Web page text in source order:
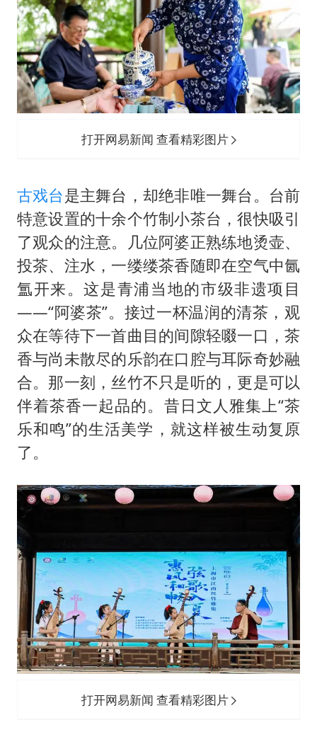
打开网易新闻 查看精彩图片
古戏台是主舞台，却绝非唯一舞台。台前
特意设置的十余个竹制小茶台，很快吸引
了观众的注意。几位阿婆正熟练地烫壶、
投茶、注水，一缕缕茶香随即在空气中氤
氲开来。这是青浦当地的市级非遗项目
——“阿婆茶”。接过一杯温润的清茶，观
众在等待下一首曲目的间隙轻啜一口，茶
香与尚未散尽的乐韵在口腔与耳际奇妙融
合。那一刻，丝竹不只是听的，更是可以
伴着茶香一起品的。昔日文人雅集上“茶
乐和鸣”的生活美学，就这样被生动复原
了。
打开网易新闻 查看精彩图片